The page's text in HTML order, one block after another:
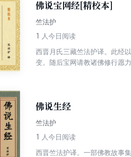
恩。
佛说宝网经[精校本]
竺法护
1 人今日阅读
西晋月氏三藏竺法护译。此经
变。随后宝网请教诸佛修行愿
佛说生经
竺法护
1 人今日阅读
西晋竺法护译。一部佛教故事